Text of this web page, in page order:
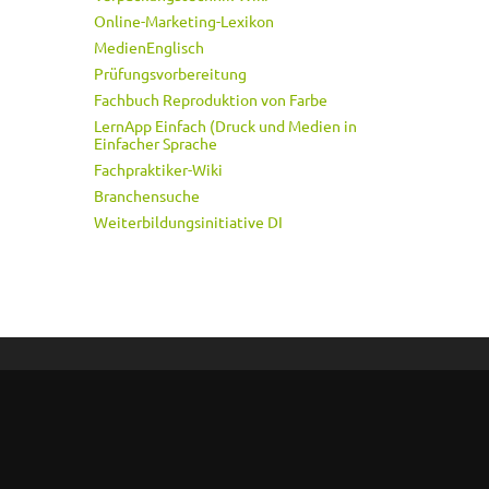
Online-Marketing-Lexikon
MedienEnglisch
Prüfungsvorbereitung
Fachbuch Reproduktion von Farbe
LernApp Einfach (Druck und Medien in
Einfacher Sprache
Fachpraktiker-Wiki
Branchensuche
Weiterbildungsinitiative DI